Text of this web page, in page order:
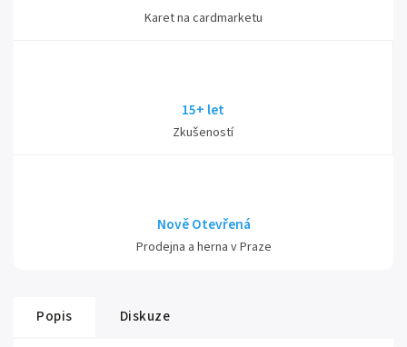
Karet na cardmarketu
15+ let
Zkušeností
Nově Otevřená
Prodejna a herna v Praze
Popis Diskuze